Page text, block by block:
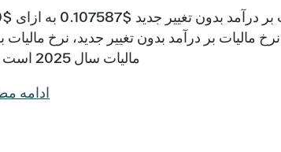
نرخ
مالیات بر تأیید رأی‌دهندگان $0.118023​ به ازای $100 نرخ مالیات بر درآمد بدون تغییر جدید، نرخ
مالیات سال 2025 است […]
ادامه